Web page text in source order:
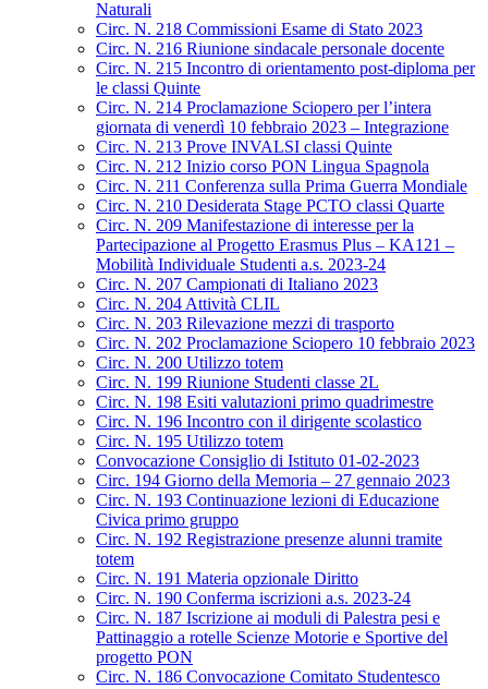
Naturali
Circ. N. 218 Commissioni Esame di Stato 2023
Circ. N. 216 Riunione sindacale personale docente
Circ. N. 215 Incontro di orientamento post-diploma per
le classi Quinte
Circ. N. 214 Proclamazione Sciopero per l’intera
giornata di venerdì 10 febbraio 2023 – Integrazione
Circ. N. 213 Prove INVALSI classi Quinte
Circ. N. 212 Inizio corso PON Lingua Spagnola
Circ. N. 211 Conferenza sulla Prima Guerra Mondiale
Circ. N. 210 Desiderata Stage PCTO classi Quarte
Circ. N. 209 Manifestazione di interesse per la
Partecipazione al Progetto Erasmus Plus – KA121 –
Mobilità Individuale Studenti a.s. 2023-24
Circ. N. 207 Campionati di Italiano 2023
Circ. N. 204 Attività CLIL
Circ. N. 203 Rilevazione mezzi di trasporto
Circ. N. 202 Proclamazione Sciopero 10 febbraio 2023
Circ. N. 200 Utilizzo totem
Circ. N. 199 Riunione Studenti classe 2L
Circ. N. 198 Esiti valutazioni primo quadrimestre
Circ. N. 196 Incontro con il dirigente scolastico
Circ. N. 195 Utilizzo totem
Convocazione Consiglio di Istituto 01-02-2023
Circ. 194 Giorno della Memoria – 27 gennaio 2023
Circ. N. 193 Continuazione lezioni di Educazione
Civica primo gruppo
Circ. N. 192 Registrazione presenze alunni tramite
totem
Circ. N. 191 Materia opzionale Diritto
Circ. N. 190 Conferma iscrizioni a.s. 2023-24
Circ. N. 187 Iscrizione ai moduli di Palestra pesi e
Pattinaggio a rotelle Scienze Motorie e Sportive del
progetto PON
Circ. N. 186 Convocazione Comitato Studentesco